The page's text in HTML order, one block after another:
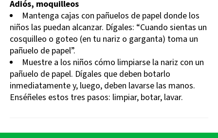
Adiós, moquilleos
Mantenga cajas con pañuelos de papel donde los
niños las puedan alcanzar. Dígales: “Cuando sientas un
cosquilleo o goteo (en tu nariz o garganta) toma un
pañuelo de papel”.
Muestre a los niños cómo limpiarse la nariz con un
pañuelo de papel. Dígales que deben botarlo
inmediatamente y, luego, deben lavarse las manos.
Enséñeles estos tres pasos: limpiar, botar, lavar.